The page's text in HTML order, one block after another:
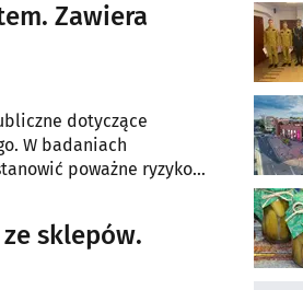
Zawiera
dotyczące
W badaniach
poważne ryzyko
sklepów.